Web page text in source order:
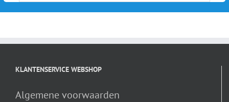
KLANTENSERVICE WEBSHOP
Algemene voorwaarden